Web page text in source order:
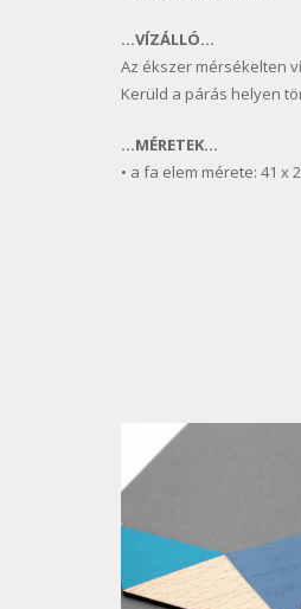
…VÍZÁLLÓ…
Az ékszer mérsékelten
Kerüld a párás helyen
…MÉRETEK…
• a fa elem mérete: 41 x